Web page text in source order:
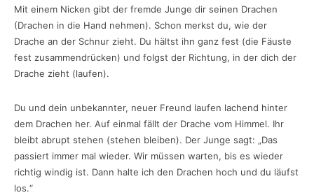
Mit einem Nicken gibt der fremde Junge dir seinen Drachen
(Drachen in die Hand nehmen). Schon merkst du, wie der
Drache an der Schnur zieht. Du hältst ihn ganz fest (die Fäuste
fest zusammendrücken) und folgst der Richtung, in der dich der
Drache zieht (laufen).
Du und dein unbekannter, neuer Freund laufen lachend hinter
dem Drachen her. Auf einmal fällt der Drache vom Himmel. Ihr
bleibt abrupt stehen (stehen bleiben). Der Junge sagt: „Das
passiert immer mal wieder. Wir müssen warten, bis es wieder
richtig windig ist. Dann halte ich den Drachen hoch und du läufst
los.“